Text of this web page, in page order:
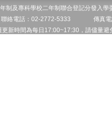
制及專科學校二年制聯合登記分發
聯絡電話：02-2772-5333 傳真
更新時間為每日17:00~17:30，請儘量